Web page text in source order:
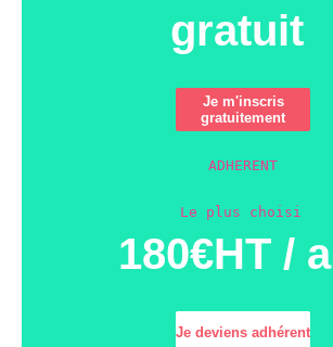
gratuit
Je m'inscris
gratuitement
ADHERENT
Le plus choisi
180€HT /
Je deviens adhérent